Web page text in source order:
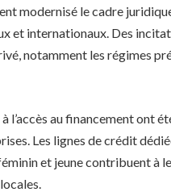
modernisé le cadre
et internationaux. Des
notamment les régimes
l’accès au financement ont
Les lignes de crédit
et jeune contribuent